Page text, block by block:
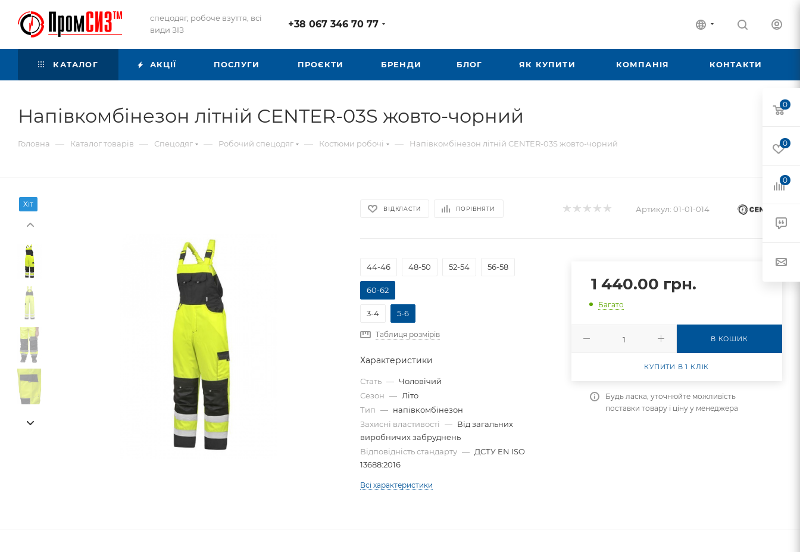
спецодяг, робоче взуття, всі
види ЗІЗ
+38 067 346 70 77
КАТАЛОГ АКЦІЇ ПОСЛУГИ ПРОЄКТИ БРЕНДИ БЛОГ ЯК КУПИТИ КОМПАНІЯ КОНТАКТИ
Напівкомбінезон літній CENTER-03S жовто-чорний
Головна — Каталог товарів — Спецодяг — Робочий спецодяг — Костюми робочі — Напівкомбінезон літній CENTER-03S жовто-чорний
Хіт
ВІДКЛАСТИ ПОРІВНЯТИ Артикул: 01-01-014
44-46 48-50 52-54 56-58
60-62
3-4 5-6
Таблиця розмірів
Характеристики
Стать — Чоловічий
Сезон — Літо
Тип — напівкомбінезон
Захисні властивості — Від загальних
виробничих забруднень
Відповідність стандарту — ДСТУ EN ISO
13688:2016
Всі характеристики
1 440.00 грн.
Багато
В КОШИК
КУПИТИ В 1 КЛІК
Будь ласка, уточнюйте можливість
поставки товару і ціну у менеджера
0
0
0